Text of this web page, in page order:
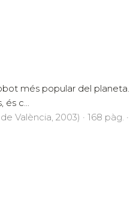
més popular del
és c...
València, 2003) · 168 pàg.